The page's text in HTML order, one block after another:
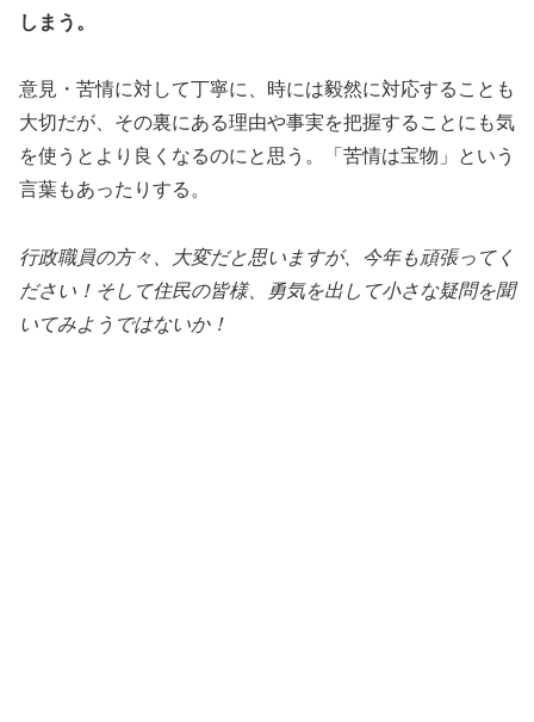
しまう。
意見・苦情に対して丁寧に、時には毅然に対応することも
大切だが、その裏にある理由や事実を把握することにも気
を使うとより良くなるのにと思う。「苦情は宝物」という
言葉もあったりする。
行政職員の方々、大変だと思いますが、今年も頑張ってく
ださい！そして住民の皆様、勇気を出して小さな疑問を聞
いてみようではないか！